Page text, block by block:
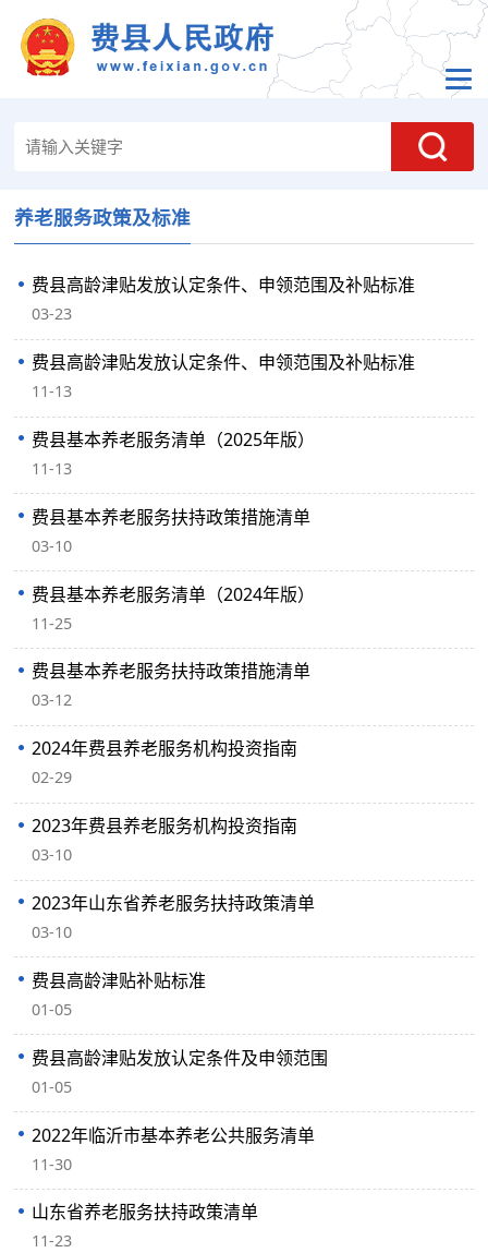
养老服务政策及标准
费县高龄津贴发放认定条件、申领范围及补贴标准
03-23
费县高龄津贴发放认定条件、申领范围及补贴标准
11-13
费县基本养老服务清单（2025年版）
11-13
费县基本养老服务扶持政策措施清单
03-10
费县基本养老服务清单（2024年版）
11-25
费县基本养老服务扶持政策措施清单
03-12
2024年费县养老服务机构投资指南
02-29
2023年费县养老服务机构投资指南
03-10
2023年山东省养老服务扶持政策清单
03-10
费县高龄津贴补贴标准
01-05
费县高龄津贴发放认定条件及申领范围
01-05
2022年临沂市基本养老公共服务清单
11-30
山东省养老服务扶持政策清单
11-23